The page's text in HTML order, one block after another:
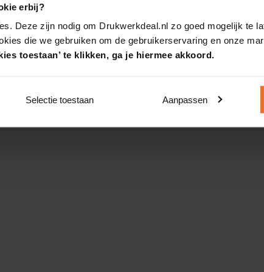
erbij?
Deze zijn nodig om Drukwerkdeal.nl zo goed mogelijk te
die we gebruiken om de gebruikerservaring en onze
toestaan’ te klikken, ga je hiermee akkoord.
Selectie toestaan Aanpassen